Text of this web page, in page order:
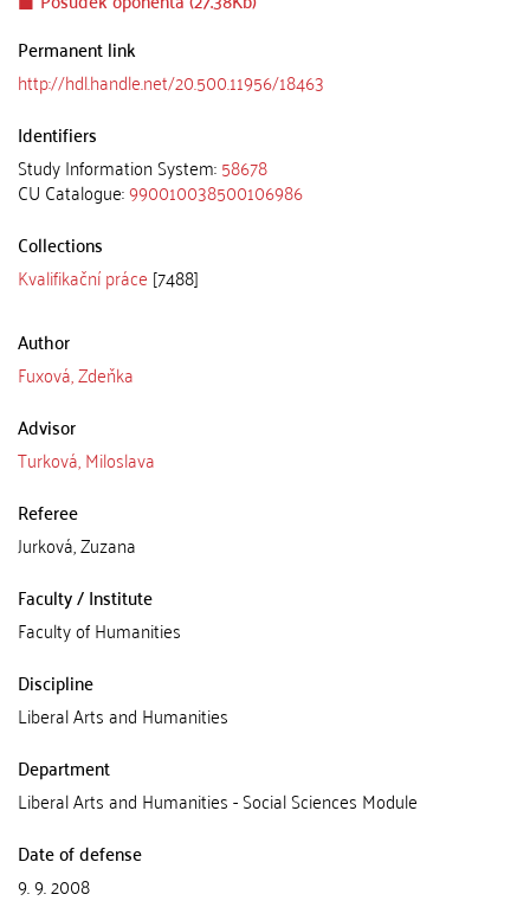
Permanent link
http://hdl.handle.net/20.500.11956/18463
Identifiers
Study Information System:58678
CU Catalogue:990010038500106986
Collections
Kvalifikační práce [7488]
Author
Fuxová, Zdeňka
Advisor
Turková, Miloslava
Referee
Jurková, Zuzana
Faculty / Institute
Faculty of Humanities
Discipline
Liberal Arts and Humanities
Department
Liberal Arts and Humanities - Social Sciences Module
Date of defense
9. 9. 2008